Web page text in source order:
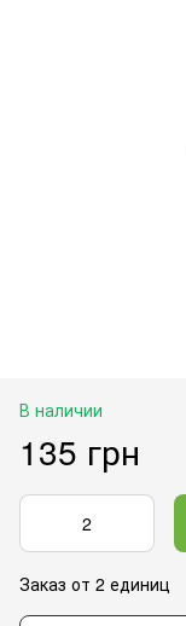
В наличии
135 грн
Заказ от 2 единиц